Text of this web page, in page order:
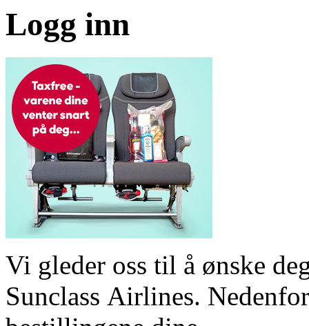
Logg inn
Vi gleder oss til å ønske
Sunclass Airlines.